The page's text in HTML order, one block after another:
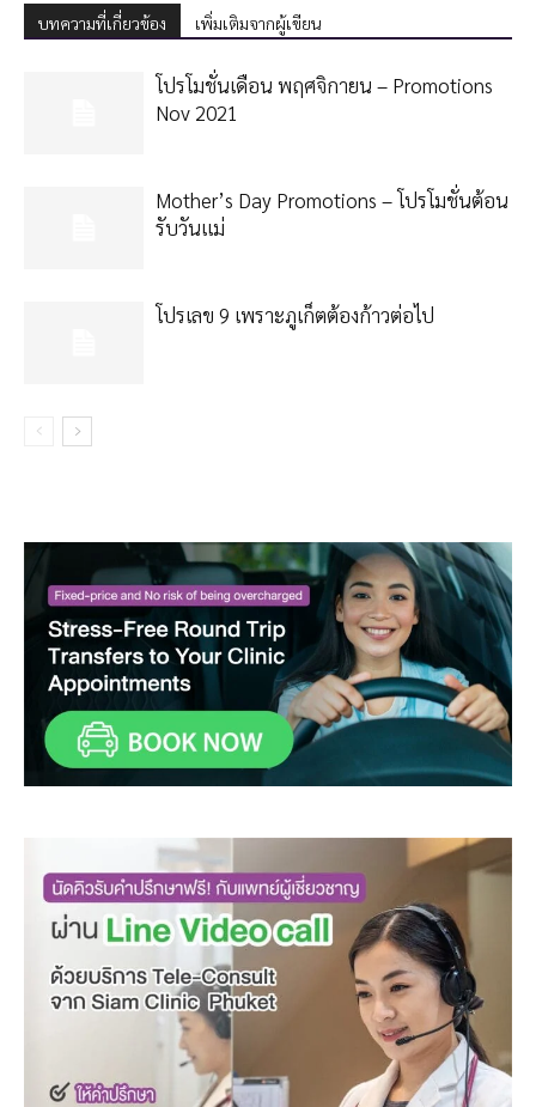
บทความที่เกี่ยวข้อง เพิ่มเติมจากผู้เขียน
โปรโมชั่นเดือน พฤศจิกายน – Promotions
Nov 2021
Mother’s Day Promotions – โปรโมชั่นต้อน
รับวันเเม่
โปรเลข 9 เพราะภูเก็ตต้องก้าวต่อไป